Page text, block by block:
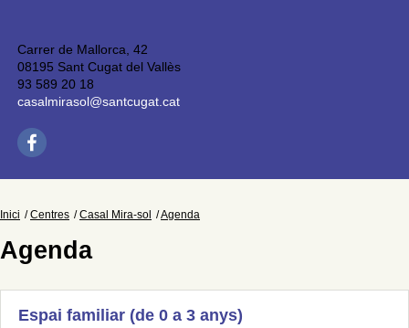
Carrer de Mallorca, 42
08195 Sant Cugat del Vallès
93 589 20 18
casalmirasol@santcugat.cat
Inici Centres Casal Mira-sol Agenda
Agenda
Espai familiar (de 0 a 3 anys)